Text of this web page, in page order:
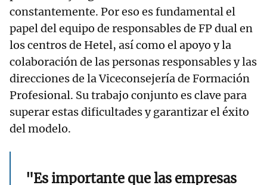
constantemente. Por eso es fundamental el
papel del equipo de responsables de FP dual en
los centros de Hetel, así como el apoyo y la
colaboración de las personas responsables y las
direcciones de la Viceconsejería de Formación
Profesional. Su trabajo conjunto es clave para
superar estas dificultades y garantizar el éxito
del modelo.
"Es importante que las empresas